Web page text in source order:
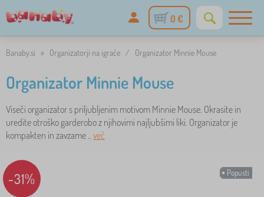
0 €
Banaby.si » Organizatorji na igrače / Organizator Minnie Mouse
Organizator Minnie Mouse
Viseči organizator s priljubljenim motivom Minnie Mouse. Okrasite in
uredite otroško garderobo z njihovimi najljubšimi liki. Organizator je
kompakten in zavzame .. več
Popusti
-31%